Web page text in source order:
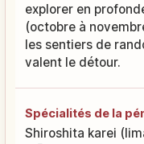
explorer en
(octobre à
les sentiers de
valent le détour.
Spécialités de la
Shiroshita karei